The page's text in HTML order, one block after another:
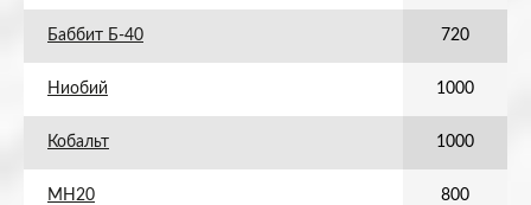
Баббит Б-40 720
Ниобий 1000
Кобальт 1000
МН20 800